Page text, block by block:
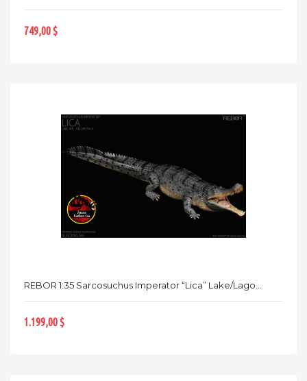
749,00 $
REBOR 1:35 Sarcosuchus Imperator “Lica” Lake/Lago...
1.199,00 $